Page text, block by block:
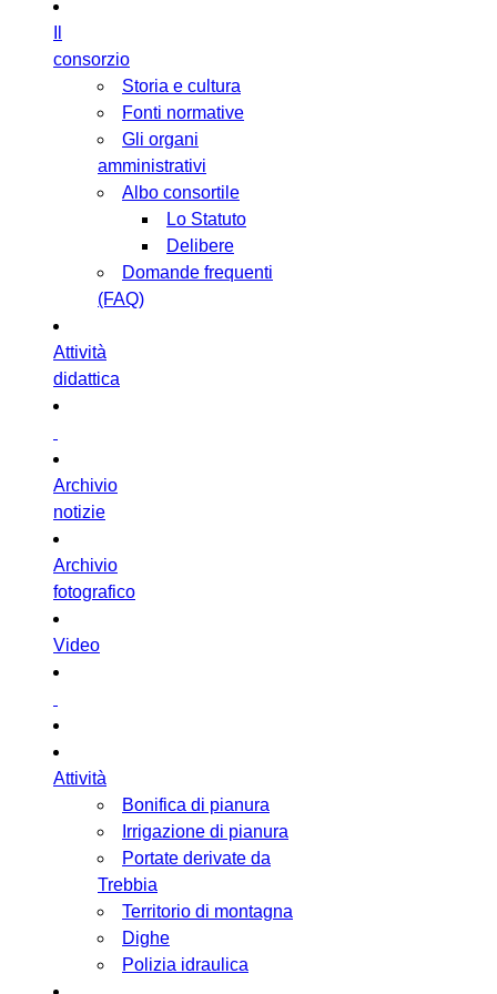
consorzio
Storia e cultura
Fonti normative
Gli organi
amministrativi
Albo consortile
Lo Statuto
Delibere
Domande frequenti
(FAQ)
Attività
didattica
Archivio
notizie
Archivio
fotografico
Video
Attività
Bonifica di pianura
Irrigazione di pianura
Portate derivate da
Trebbia
Territorio di montagna
Dighe
Polizia idraulica